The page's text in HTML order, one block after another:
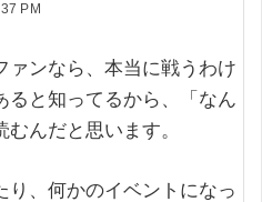
PM
ァンなら、本当に戦うわけ
ると知ってるから、「なん
んだと思います。
り、何かのイベントになっ